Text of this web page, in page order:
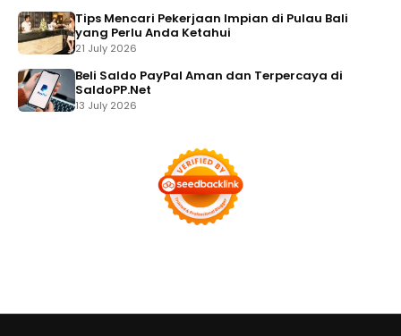
Tips Mencari Pekerjaan Impian di Pulau Bali
yang Perlu Anda Ketahui
21 July 2026
Beli Saldo PayPal Aman dan Terpercaya di
SaldoPP.Net
13 July 2026